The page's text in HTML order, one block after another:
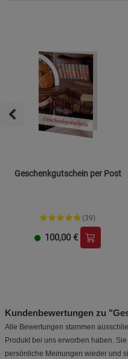
Geschenkgutschein per Post
(39)
100,00 €
Kundenbewertungen zu
Alle Bewertungen stammen
Produkt bei uns erworben haben.
persönliche Meinungen wieder und